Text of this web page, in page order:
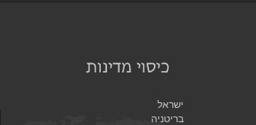
ישראל
בריטניה